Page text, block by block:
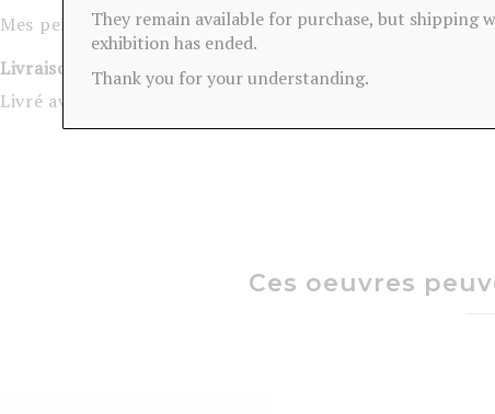
Mes peintures apporteront une touche unique et
Livraison gratuite en France métropolitaine.
Livré avec son certificat d’authenticité et emballé
Ces oeuvres
They remain available for purchase, but shipping
exhibition has ended.
Thank you for your understanding.